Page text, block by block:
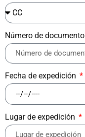
Número de documento
Fecha de expedición
Lugar de expedición